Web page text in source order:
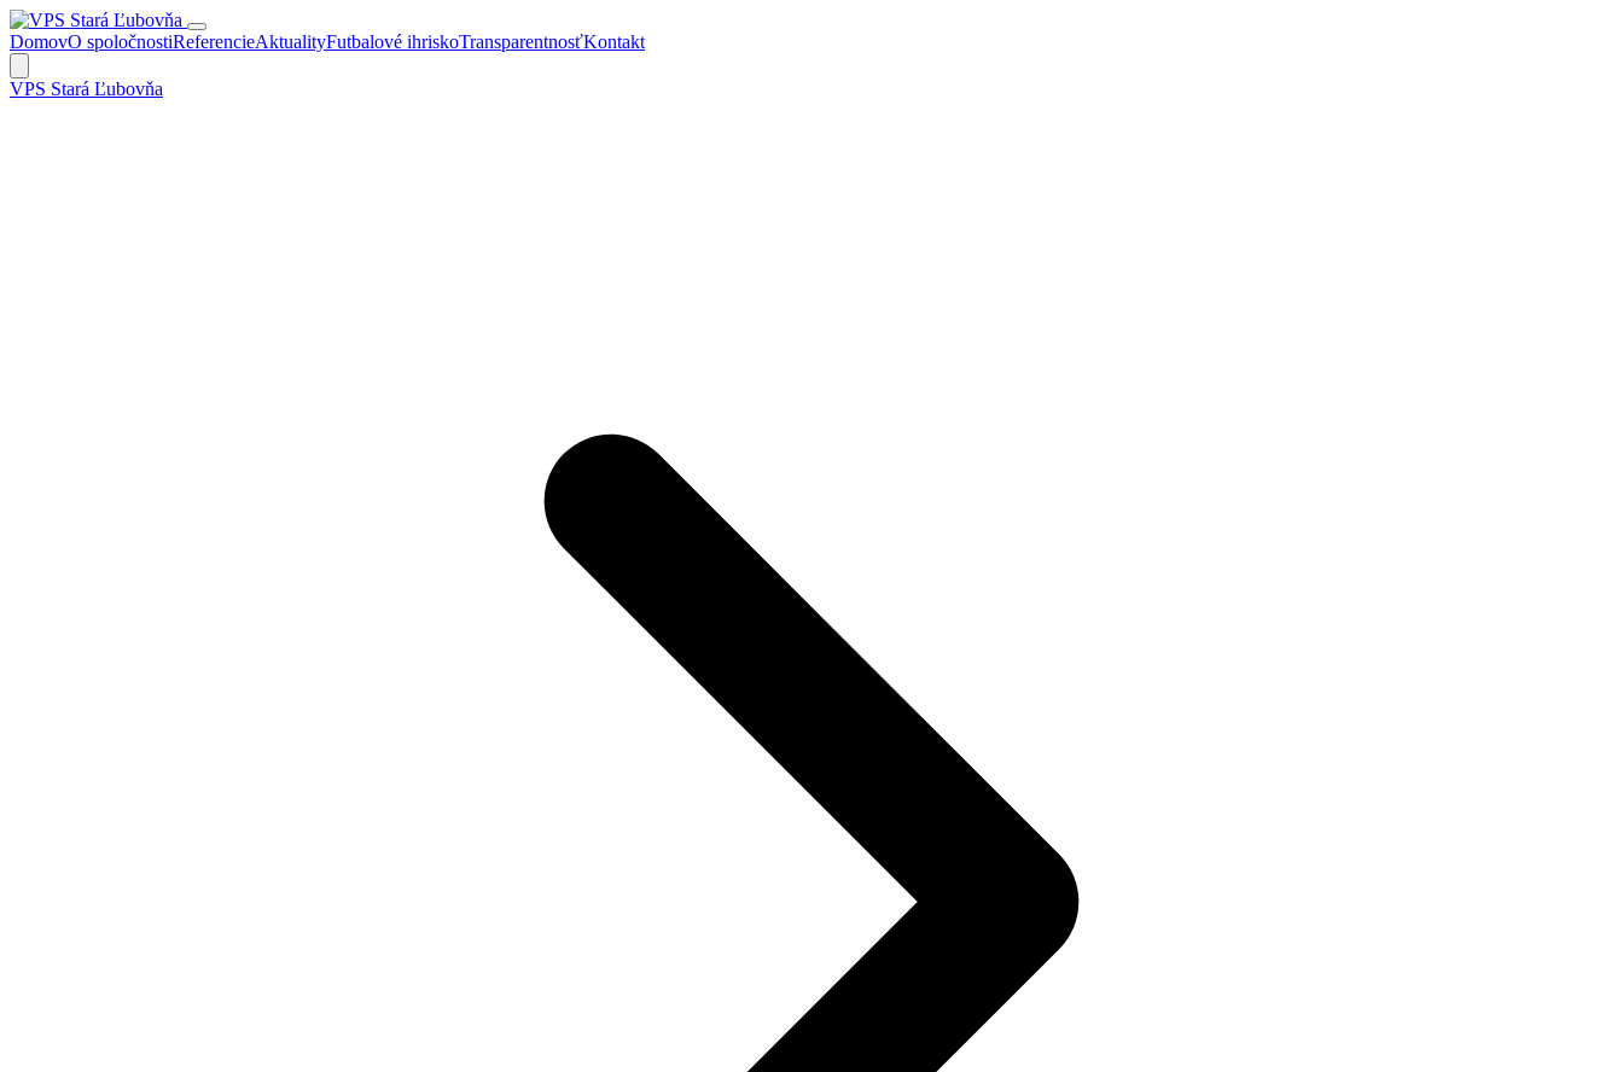
DomovO spoločnostiReferencieAktualityFutbalové ihriskoTransparentnosťKontakt
VPS Stará Ľubovňa